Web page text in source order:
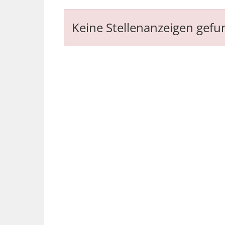
Keine Stellenanzeigen